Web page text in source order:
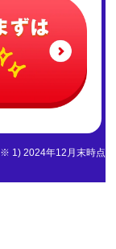
※ 1) 2024年12月末時点